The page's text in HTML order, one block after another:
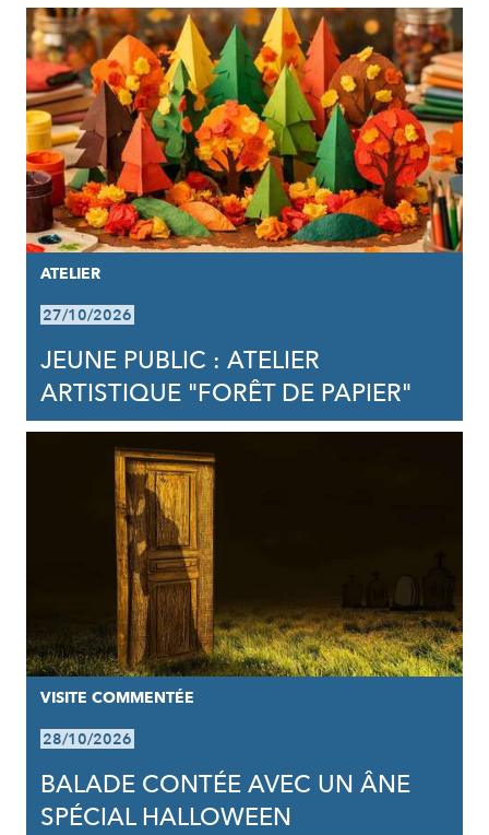
ATELIER
27/10/2026
JEUNE PUBLIC : ATELIER
ARTISTIQUE "FORÊT DE PAPIER"
VISITE COMMENTÉE
28/10/2026
BALADE CONTÉE AVEC UN ÂNE
SPÉCIAL HALLOWEEN